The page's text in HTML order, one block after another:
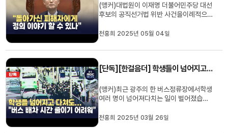
(앵커)대법원이 이재명 더불어민주당 대선
후보의 공직선거법 위반 사건을이례적으로
습니다.대법원은 지연된 정의는정의가 아
제동원피해자들이 재판이 늦어져, 결과도
가 선택적이라는비판이 쏟아지...
천홍희 2025년 05월 04일
[단독][한걸음더] 학생들이 넘어지고 다쳐도...광주시 "버스 배차 시간 줄이기 어려워"[]
(앵커)최근 광주의 한 버스정류장에서학생
여러 명이 넘어져다치는 일이 벌어졌습니
번에 몰리면서 벌어진 일이었는데요.하지
천홍희 2025년 03월 26일